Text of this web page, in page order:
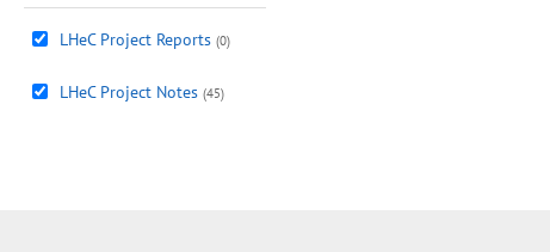
LHeC Project Reports (0)
LHeC Project Notes (45)